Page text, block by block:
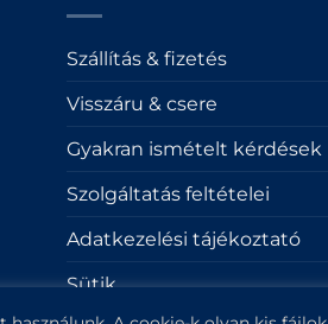
Szállítás & fizetés
Visszáru & csere
Gyakran ismételt kérdések
Szolgáltatás feltételei
Adatkezelési tájékoztató
Sütik